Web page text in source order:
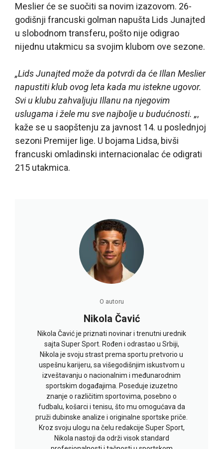
Meslier će se suočiti sa novim izazovom. 26-
godišnji francuski golman napušta Lids Junajted
u slobodnom transferu, pošto nije odigrao
nijednu utakmicu sa svojim klubom ove sezone.
„Lids Junajted može da potvrdi da će Illan Meslier
napustiti klub ovog leta kada mu istekne ugovor.
Svi u klubu zahvaljuju Illanu na njegovim
uslugama i žele mu sve najbolje u budućnosti. „,
kaže se u saopštenju za javnost 14. u poslednjoj
sezoni Premijer lige. U bojama Lidsa, bivši
francuski omladinski internacionalac će odigrati
215 utakmica.
O autoru
Nikola Čavić
Nikola Čavić je priznati novinar i trenutni urednik
sajta Super Sport. Rođen i odrastao u Srbiji,
Nikola je svoju strast prema sportu pretvorio u
uspešnu karijeru, sa višegodišnjim iskustvom u
izveštavanju o nacionalnim i međunarodnim
sportskim događajima. Poseduje izuzetno
znanje o različitim sportovima, posebno o
fudbalu, košarci i tenisu, što mu omogućava da
pruži dubinske analize i originalne sportske priče.
Kroz svoju ulogu na čelu redakcije Super Sport,
Nikola nastoji da održi visok standard